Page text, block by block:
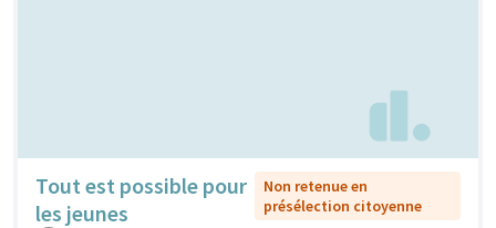
Tout est possible pour
les jeunes
Non retenue en
présélection citoyenne